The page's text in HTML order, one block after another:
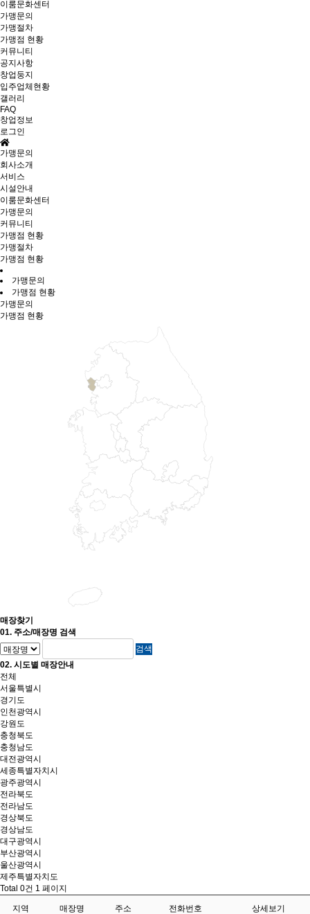
이룸문화센터
가맹문의
가맹절차
가맹점 현황
커뮤니티
공지사항
창업둥지
입주업체현황
갤러리
FAQ
창업정보
로그인
가맹문의
회사소개
서비스
시설안내
이룸문화센터
가맹문의
커뮤니티
가맹점 현황
가맹절차
가맹점 현황
가맹문의
가맹점 현황
가맹문의
가맹점 현황
매장찾기
01. 주소/매장명 검색
02. 시도별 매장안내
전체
서울특별시
경기도
인천광역시
강원도
충청북도
충청남도
대전광역시
세종특별자치시
광주광역시
전라북도
전라남도
경상북도
경상남도
대구광역시
부산광역시
울산광역시
제주특별자치도
Total 0건 1 페이지
지역 매장명 주소 전화번호 상세보기